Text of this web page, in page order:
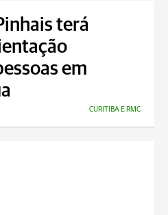
terá
em
CURITIBA E RMC